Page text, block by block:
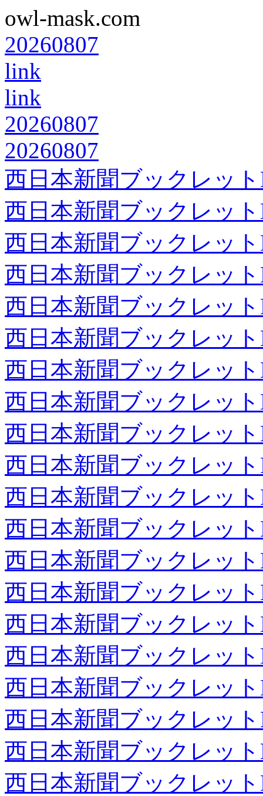
owl-mask.com
20260807
link
link
20260807
20260807
西日本新聞ブックレッ
西日本新聞ブックレッ
西日本新聞ブックレッ
西日本新聞ブックレッ
西日本新聞ブックレッ
西日本新聞ブックレッ
西日本新聞ブックレッ
西日本新聞ブックレッ
西日本新聞ブックレッ
西日本新聞ブックレッ
西日本新聞ブックレッ
西日本新聞ブックレッ
西日本新聞ブックレッ
西日本新聞ブックレッ
西日本新聞ブックレッ
西日本新聞ブックレッ
西日本新聞ブックレッ
西日本新聞ブックレッ
西日本新聞ブックレッ
西日本新聞ブックレッ